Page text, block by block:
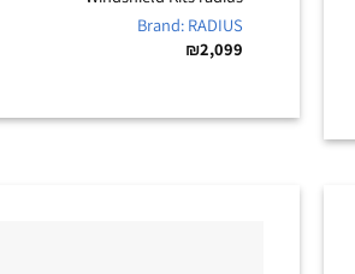
Brand: RADIUS
₪2,099